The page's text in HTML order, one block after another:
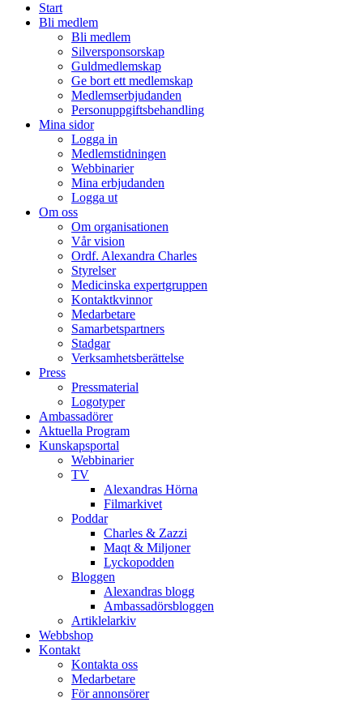
Start
Bli medlem
Bli medlem
Silversponsorskap
Guldmedlemskap
Ge bort ett medlemskap
Medlemserbjudanden
Personuppgiftsbehandling
Mina sidor
Logga in
Medlemstidningen
Webbinarier
Mina erbjudanden
Logga ut
Om oss
Om organisationen
Vår vision
Ordf. Alexandra Charles
Styrelser
Medicinska expertgruppen
Kontaktkvinnor
Medarbetare
Samarbetspartners
Stadgar
Verksamhetsberättelse
Press
Pressmaterial
Logotyper
Ambassadörer
Aktuella Program
Kunskapsportal
Webbinarier
TV
Alexandras Hörna
Filmarkivet
Poddar
Charles & Zazzi
Maqt & Miljoner
Lyckopodden
Bloggen
Alexandras blogg
Ambassadörsbloggen
Artiklelarkiv
Webbshop
Kontakt
Kontakta oss
Medarbetare
För annonsörer